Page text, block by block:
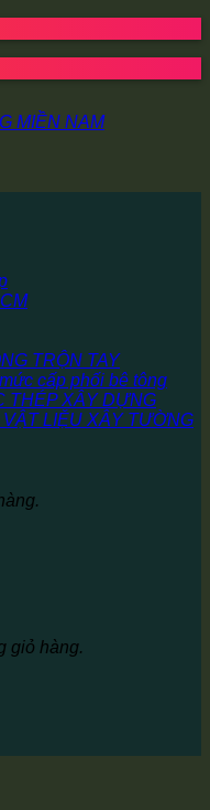
TRỘN TAY
cấp phối bê tông
THÉP XÂY DỰNG
LIỆU XÂY TƯỜNG
giỏ hàng.